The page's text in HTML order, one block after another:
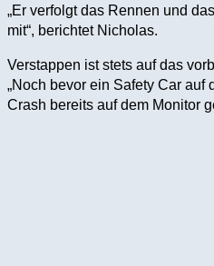
„Er verfolgt das Rennen und
mit“, berichtet Nicholas.
Verstappen ist stets auf das
„Noch bevor ein Safety Car auf
Crash bereits auf dem Monitor